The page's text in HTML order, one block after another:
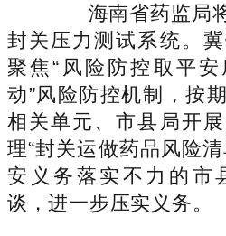
海南省药监局将
封关压力测试系统。
聚焦“风险防控取平安
动”风险防控机制，按
相关单元、市县局开
理“封关运做药品风险
安义务落实不力的市
谈，进一步压实义务。